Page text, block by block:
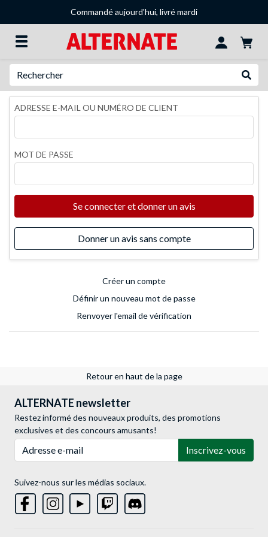
Commandé aujourd'hui, livré mardi
ADRESSE E-MAIL OU NUMÉRO DE CLIENT
MOT DE PASSE
Se connecter et donner un avis
Donner un avis sans compte
Créer un compte
Définir un nouveau mot de passe
Renvoyer l'email de vérification
Retour en haut de la page
ALTERNATE newsletter
Restez informé des nouveaux produits, des promotions
exclusives et des concours amusants!
Inscrivez-vous
Suivez-nous sur les médias sociaux.